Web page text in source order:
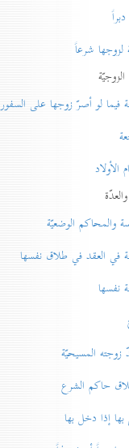
شرعاً
لو أصرّ زوجها على السفور
الوضعيّة
العقد في طلاق نفسها
المسيحيّة
حاكم الشرع
إذا دخل بها